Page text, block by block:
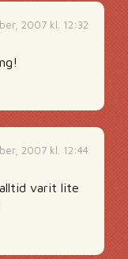
2007 kl. 12:32
2007 kl. 12:44
alltid varit lite